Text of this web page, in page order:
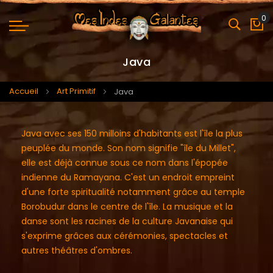
0
Java
Accueil Art Primitif Java
Java avec ses 150 milloins d'habitants est l'île la plus
peuplée du monde. Son nom signifie "île du Millet",
elle est déjà connue sous ce nom dans l'épopée
indienne du Ramayana. C'est un endroit empreint
d'une forte spiritualité notamment grâce au temple
Borobudur dans le centre de l'île. La musique et la
danse sont les racines de la culture Javanaise qui
s'exprime grâces aux cérémonies, spectacles et
autres théâtres d'ombres.